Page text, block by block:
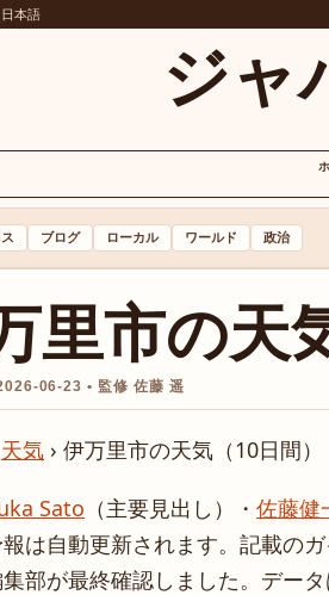
日本語
ジャ
ブログ ローカル ワールド 政治
里市の天
06-23 • 監修 佐藤 遥
天気 › 伊万里市の天気（10日間）
Sato （主要見出し） ・ 佐藤健
は自動更新されます。記載の
部が最終確認しました。デー